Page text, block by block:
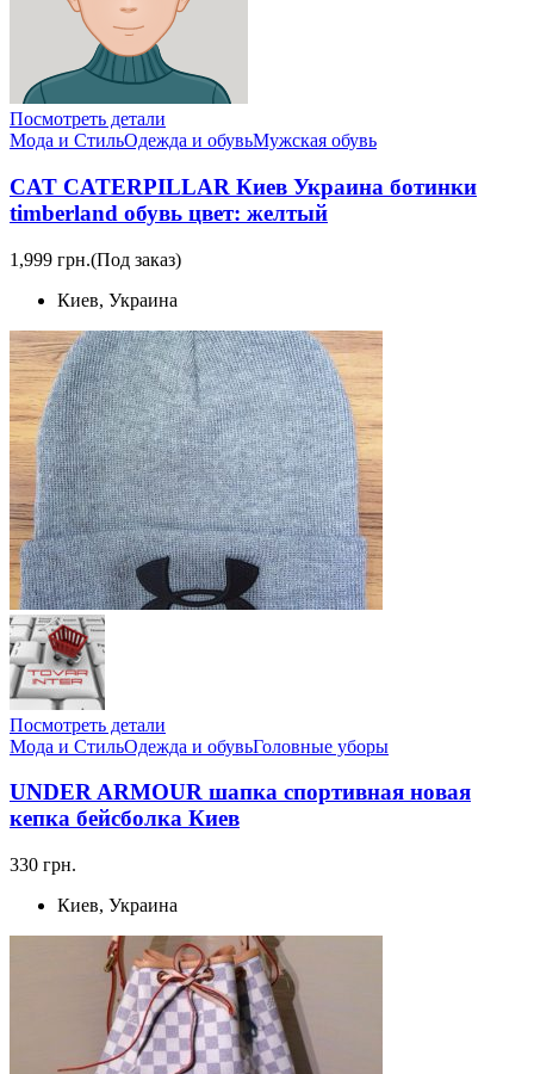
Посмотреть детали
Мода и СтильОдежда и обувьМужская обувь
CAT CATERPILLAR Киев Украина ботинки
timberland обувь цвет: желтый
1,999 грн.(Под заказ)
Киев, Украина
Посмотреть детали
Мода и СтильОдежда и обувьГоловные уборы
UNDER ARMOUR шапка спортивная новая
кепка бейсболка Киев
330 грн.
Киев, Украина